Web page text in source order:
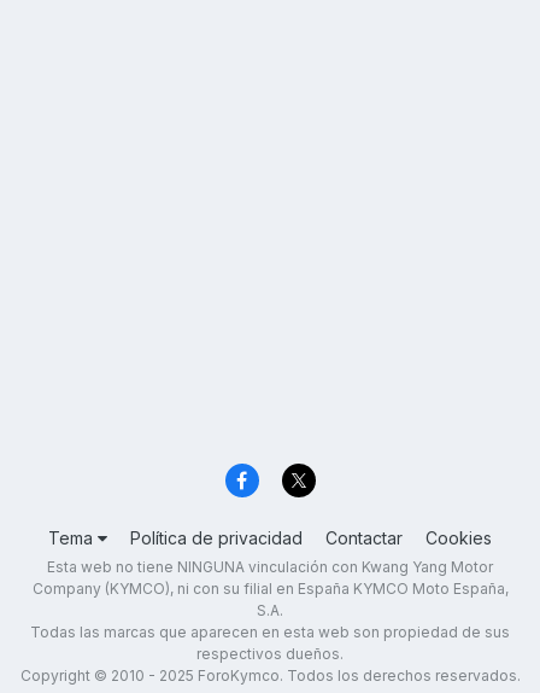
Tema Política de privacidad Contactar Cookies
Esta web no tiene NINGUNA vinculación con Kwang Yang Motor
Company (KYMCO), ni con su filial en España KYMCO Moto España,
S.A.
Todas las marcas que aparecen en esta web son propiedad de sus
respectivos dueños.
Copyright © 2010 - 2025 ForoKymco. Todos los derechos reservados.